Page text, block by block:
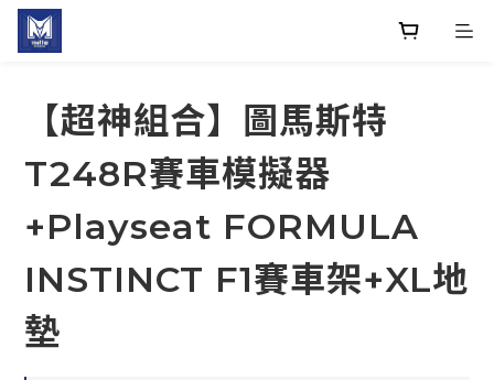
【超神組合】圖馬斯特
T248R賽車模擬器
+Playseat FORMULA
INSTINCT F1賽車架+XL地
墊